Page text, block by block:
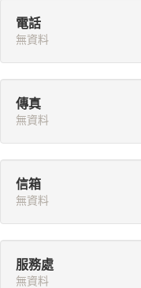
電話
無資料
傳真
無資料
信箱
無資料
服務處
無資料